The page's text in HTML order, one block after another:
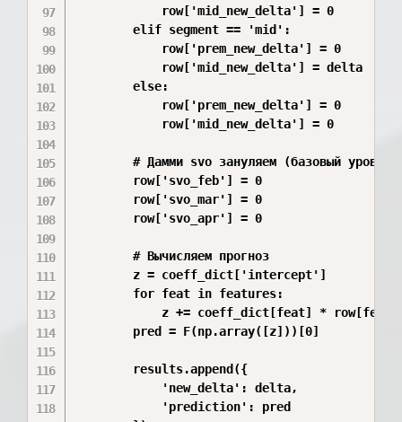
            row['mid_new_delta'] = 0
        elif segment == 'mid':
            row['prem_new_delta'] = 0
            row['mid_new_delta'] = delta
        else:
            row['prem_new_delta'] = 0
            row['mid_new_delta'] = 0
# Дамми svo зануляем (базовый
        row['svo_feb'] = 0
        row['svo_mar'] = 0
        row['svo_apr'] = 0
        # Вычисляем прогноз
        z = coeff_dict['intercept']
        for feat in features:
            z += coeff_dict[feat] * row[feat]
        pred = F(np.array([z]))[0]
        results.append({
            'new_delta': delta,
            'prediction': pred